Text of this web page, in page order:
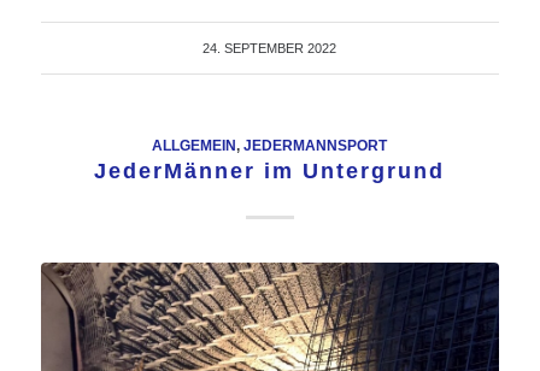
24. SEPTEMBER 2022
ALLGEMEIN,JEDERMANNSPORT
JederMänner im Untergrund